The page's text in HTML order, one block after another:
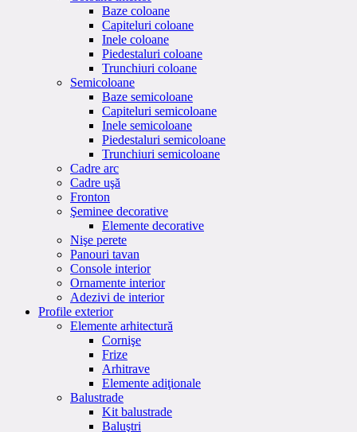
Baze coloane
Capiteluri coloane
Inele coloane
Piedestaluri coloane
Trunchiuri coloane
Semicoloane
Baze semicoloane
Capiteluri semicoloane
Inele semicoloane
Piedestaluri semicoloane
Trunchiuri semicoloane
Cadre arc
Cadre uşă
Fronton
Şeminee decorative
Elemente decorative
Nişe perete
Panouri tavan
Console interior
Ornamente interior
Adezivi de interior
Profile exterior
Elemente arhitectură
Cornişe
Frize
Arhitrave
Elemente adiţionale
Balustrade
Kit balustrade
Baluştri